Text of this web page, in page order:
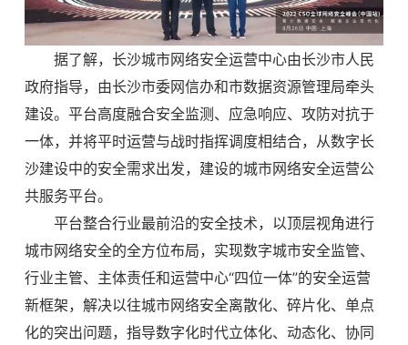
据了解，长沙城市网络安全运营中心由长沙市人民
政府指导，由长沙市委网信办和市数据资源管理局牵头
建设。平台高度融合安全监测、应急响应、攻防对抗于
一体，并将平时运营与战时指挥调度相结合，从数字长
沙建设中的安全需求出发，建设的城市网络安全运营公
共服务平台。
平台整合行业最前沿的安全技术，以顶层视角进行
城市网络安全的全方位布局，实现数字城市安全监管、
行业主管、主体责任和运营中心“四位一体”的安全运营
新框架，解决以往城市网络安全离散化、碎片化、单点
化的突出问题，指导数字化时代立体化、动态化、协同